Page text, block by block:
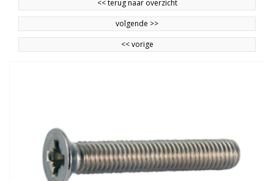
<<terug naar overzicht
volgende >>
<<vorige